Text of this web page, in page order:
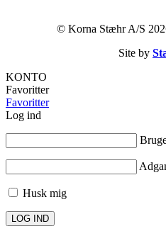
© Korna Stæhr A/S
Site by
KONTO
Favoritter
Favoritter
Log ind
Husk mig
LOG IND